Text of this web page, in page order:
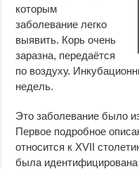
которым
заболевание легко
выявить. Корь очень
заразна, передаётся
по воздуху.
недель.
Это заболевание было
Первое подробное
относится к XVII
была идентифицирована